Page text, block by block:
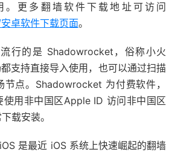
。更多翻墙软件下载地址可访问
卓软件下载页面。
行的是 Shadowrocket，俗称小火
支持直接导入使用，也可以通过扫描
节点。Shadowrocket 为付费软件，
用非中国区Apple ID 访问非中国区
载安装。
是最近 iOS 系统上快速崛起的翻墙